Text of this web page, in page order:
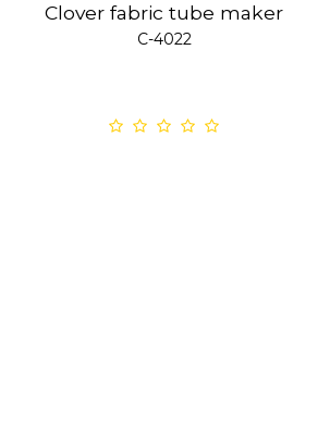
Clover fabric tube maker
C-4022